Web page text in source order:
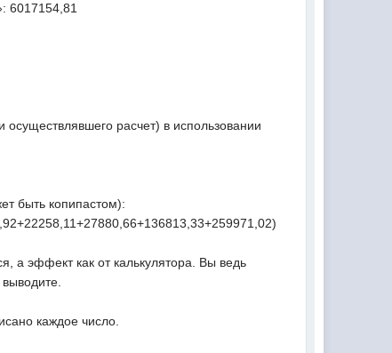
6017154,81
расчет) в использовании
быть копипастом):
а эффект как от калькулятора. Вы ведь
каждое число.